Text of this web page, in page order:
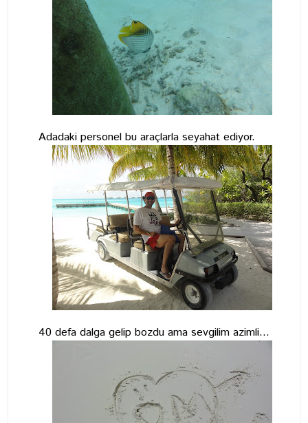
Adadaki personel bu araçlarla seyahat ediyor.
40 defa dalga gelip bozdu ama sevgilim azimli...